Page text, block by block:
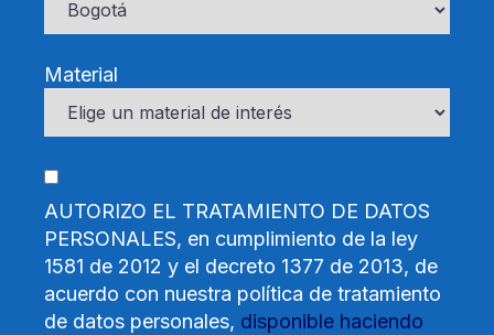
Material
AUTORIZO EL TRATAMIENTO DE DATOS
PERSONALES, en cumplimiento de la ley
1581 de 2012 y el decreto 1377 de 2013, de
acuerdo con nuestra política de tratamiento
de datos personales, disponible haciendo